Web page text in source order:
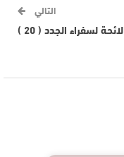
التالي
لائحة لسفراء الجدد ( 20 )